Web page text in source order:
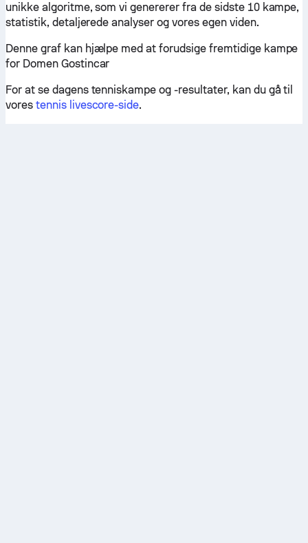
unikke algoritme, som vi genererer fra de sidste 10 kampe,
statistik, detaljerede analyser og vores egen viden.
Denne graf kan hjælpe med at forudsige fremtidige kampe
for Domen Gostincar
For at se dagens tenniskampe og -resultater, kan du gå til
vores tennis livescore-side.